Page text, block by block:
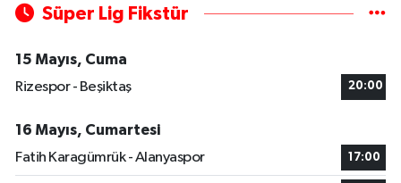
Süper Lig Fikstür
15 Mayıs, Cuma
Rizespor - Beşiktaş
20:00
16 Mayıs, Cumartesi
Fatih Karagümrük - Alanyaspor
17:00